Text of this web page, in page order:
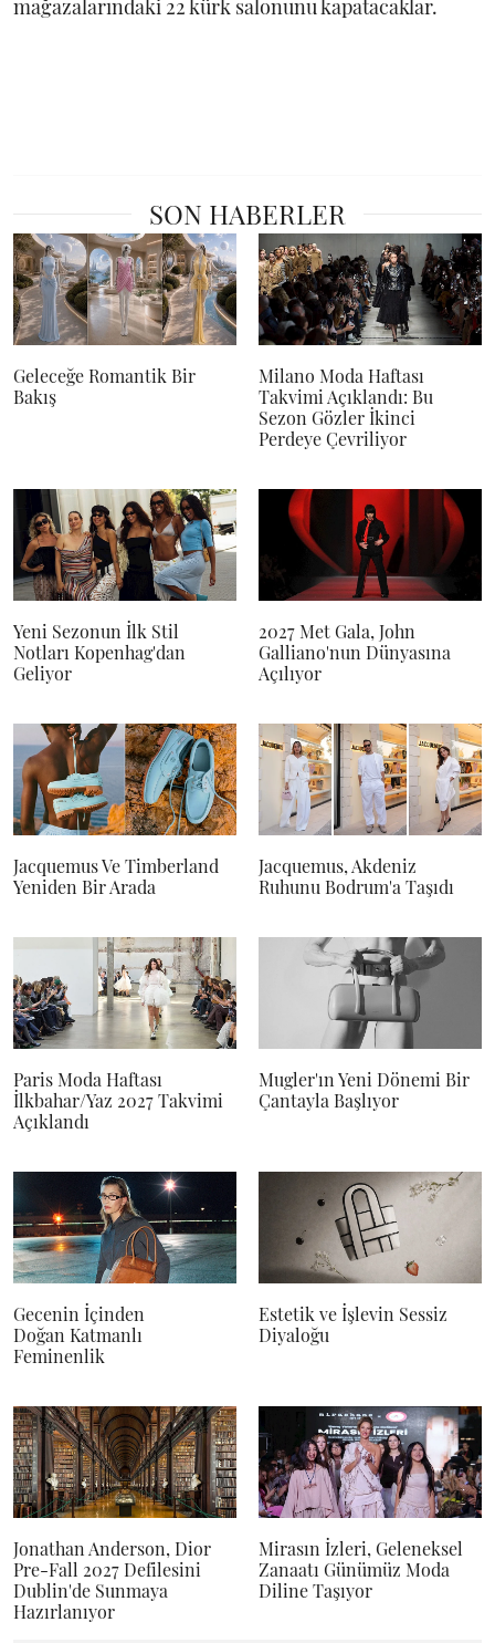
mağazalarındaki 22 kürk salonunu kapatacaklar.
SON HABERLER
Geleceğe Romantik Bir
Bakış
Milano Moda Haftası
Takvimi Açıklandı: Bu
Sezon Gözler İkinci
Perdeye Çevriliyor
Yeni Sezonun İlk Stil
Notları Kopenhag'dan
Geliyor
2027 Met Gala, John
Galliano'nun Dünyasına
Açılıyor
Jacquemus Ve Timberland
Yeniden Bir Arada
Jacquemus, Akdeniz
Ruhunu Bodrum'a Taşıdı
Paris Moda Haftası
İlkbahar/Yaz 2027 Takvimi
Açıklandı
Mugler'ın Yeni Dönemi Bir
Çantayla Başlıyor
Gecenin İçinden
Doğan Katmanlı
Feminenlik
Estetik ve İşlevin Sessiz
Diyaloğu
Jonathan Anderson, Dior
Pre-Fall 2027 Defilesini
Dublin'de Sunmaya
Hazırlanıyor
Mirasın İzleri, Geleneksel
Zanaatı Günümüz Moda
Diline Taşıyor